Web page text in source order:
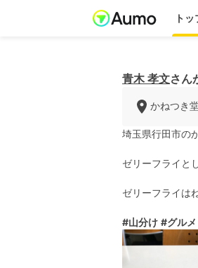
トッ
青木 孝文さん
かねつき
埼玉県行田市の
ゼリーフライと
ゼリーフライは
#山分け #グルメ